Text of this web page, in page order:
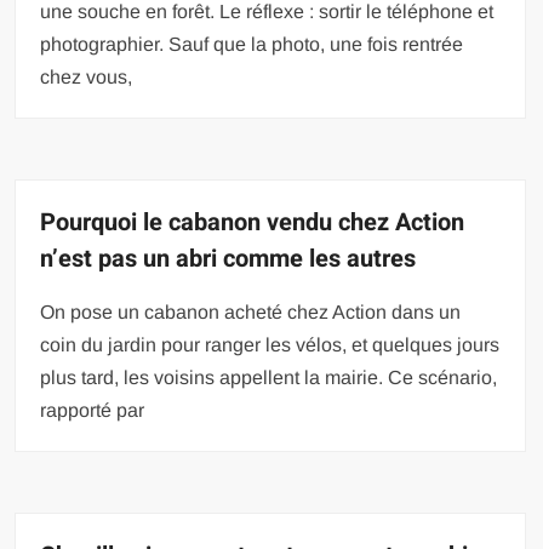
une souche en forêt. Le réflexe : sortir le téléphone et
photographier. Sauf que la photo, une fois rentrée
chez vous,
Pourquoi le cabanon vendu chez Action
n’est pas un abri comme les autres
On pose un cabanon acheté chez Action dans un
coin du jardin pour ranger les vélos, et quelques jours
plus tard, les voisins appellent la mairie. Ce scénario,
rapporté par